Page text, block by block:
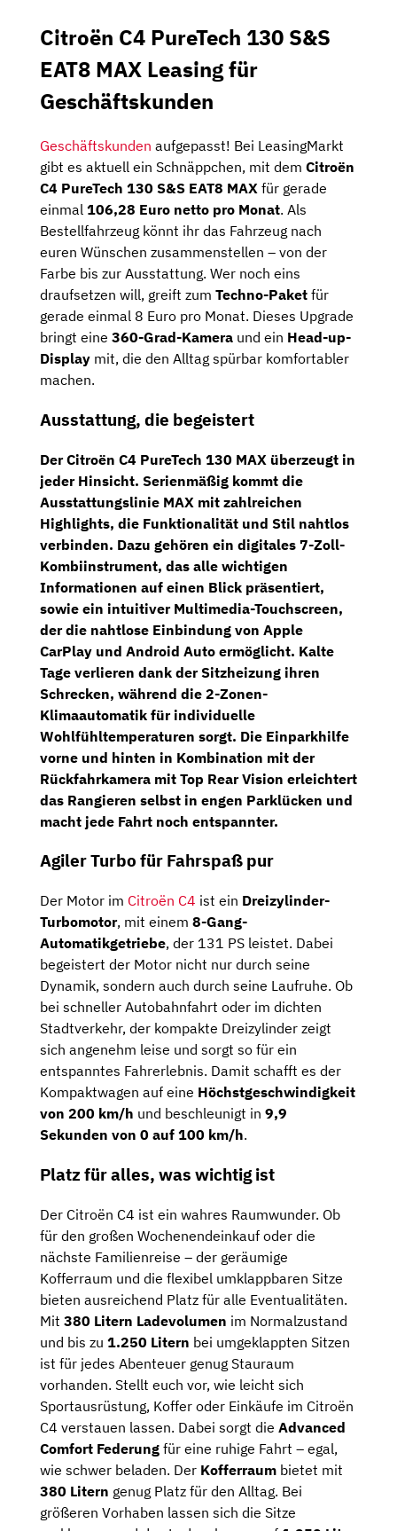
Citroën C4 PureTech 130 S&S
EAT8 MAX Leasing für
Geschäftskunden
Geschäftskunden aufgepasst! Bei LeasingMarkt
gibt es aktuell ein Schnäppchen, mit dem Citroën
C4 PureTech 130 S&S EAT8 MAX für gerade
einmal 106,28 Euro netto pro Monat. Als
Bestellfahrzeug könnt ihr das Fahrzeug nach
euren Wünschen zusammenstellen – von der
Farbe bis zur Ausstattung. Wer noch eins
draufsetzen will, greift zum Techno-Paket für
gerade einmal 8 Euro pro Monat. Dieses Upgrade
bringt eine 360-Grad-Kamera und ein Head-up-
Display mit, die den Alltag spürbar komfortabler
machen.
Ausstattung, die begeistert
DerCitroën C4 PureTech 130 MAX überzeugt in
jeder Hinsicht. Serienmäßig kommt die
Ausstattungslinie MAX mit zahlreichen
Highlights, die Funktionalität und Stil nahtlos
verbinden. Dazu gehören ein digitales 7-Zoll-
Kombiinstrument, das alle wichtigen
Informationen auf einen Blick präsentiert,
sowie ein intuitiver Multimedia-Touchscreen,
der die nahtlose Einbindung von Apple
CarPlay und Android Auto ermöglicht. Kalte
Tage verlieren dank derSitzheizung ihren
Schrecken, während die 2-Zonen-
Klimaautomatik für individuelle
Wohlfühltemperaturen sorgt. Die Einparkhilfe
vorne und hinten in Kombination mit der
Rückfahrkamera mit Top Rear Vision erleichtert
das Rangieren selbst in engen Parklücken und
macht jede Fahrt noch entspannter.
Agiler Turbo für Fahrspaß pur
Der Motor im Citroën C4 ist ein Dreizylinder-
Turbomotor, mit einem 8-Gang-
Automatikgetriebe, der 131 PS leistet. Dabei
begeistert der Motor nicht nur durch seine
Dynamik, sondern auch durch seine Laufruhe. Ob
bei schneller Autobahnfahrt oder im dichten
Stadtverkehr, der kompakte Dreizylinder zeigt
sich angenehm leise und sorgt so für ein
entspanntes Fahrerlebnis. Damit schafft es der
Kompaktwagen auf eine Höchstgeschwindigkeit
von 200 km/h und beschleunigt in 9,9
Sekunden von 0 auf 100 km/h.
Platz für alles, was wichtig ist
Der Citroën C4 ist ein wahres Raumwunder. Ob
für den großen Wochenendeinkauf oder die
nächste Familienreise – der geräumige
Kofferraum und die flexibel umklappbaren Sitze
bieten ausreichend Platz für alle Eventualitäten.
Mit 380 Litern Ladevolumen im Normalzustand
und bis zu 1.250 Litern bei umgeklappten Sitzen
ist für jedes Abenteuer genug Stauraum
vorhanden. Stellt euch vor, wie leicht sich
Sportausrüstung, Koffer oder Einkäufe im Citroën
C4 verstauen lassen. Dabei sorgt die Advanced
Comfort Federung für eine ruhige Fahrt – egal,
wie schwer beladen. Der Kofferraum bietet mit
380 Litern genug Platz für den Alltag. Bei
größeren Vorhaben lassen sich die Sitze